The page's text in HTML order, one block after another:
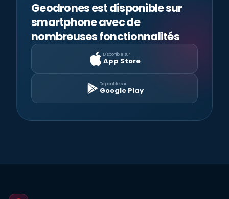
Geodrones est disponible sur
smartphone avec de
nombreuses fonctionnalités
Disponible sur
App Store
Disponible sur
Google Play